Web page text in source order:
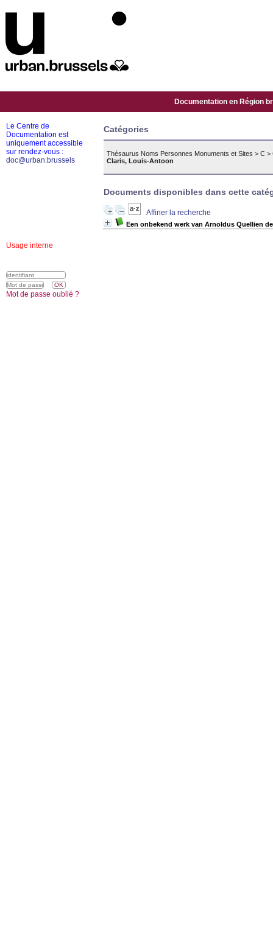
Documentation en Région
Catégories
Thésaurus Noms Personnes Monuments et Sites > C >
Claris, Louis-Antoon
Documents disponibles dans cette
Affiner la recherche
Een onbekend werk van Arnoldus Quellien
Le Centre de
Documentation est
uniquement accessible
sur rendez-vous :
doc@urban.brussels
Usage interne
Mot de passe oublié ?